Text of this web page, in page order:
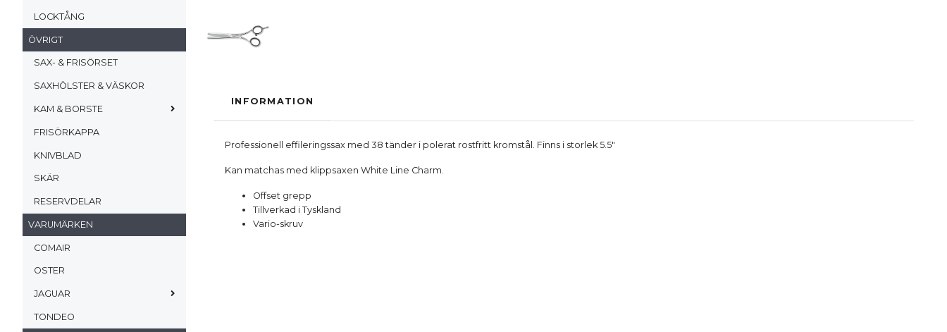
LOCKTÅNG
ÖVRIGT
SAX- & FRISÖRSET
SAXHÖLSTER & VÄSKOR
KAM & BORSTE
FRISÖRKAPPA
KNIVBLAD
SKÄR
RESERVDELAR
VARUMÄRKEN
COMAIR
OSTER
JAGUAR
TONDEO
INFORMATION
Professionell effileringssax med 38 tänder i polerat rostfritt kromstål. Finns i storlek 5.5"
Kan matchas med klippsaxen White Line Charm
Offset grepp
Tillverkad i Tyskland
Vario-skruv